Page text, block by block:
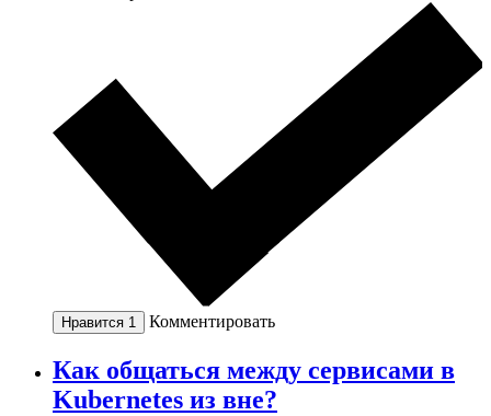
Нравится 1 Комментировать
Как общаться между сервисами в
Kubernetes из вне?